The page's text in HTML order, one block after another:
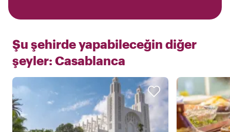
Şu şehirde yapabileceğin diğer
şeyler: Casablanca